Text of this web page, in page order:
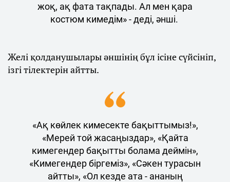
жоқ, ақ фата тақпады. Ал мен қара
костюм кимедім» - деді, әнші.
Желі қолданушылары әншінің бұл ісіне сүйсініп,
ізгі тілектерін айтты.
«Ақ көйлек кимесекте бақыттымыз!»,
«Мерей той жасаңыздар», «Қайта
кимегендер бақытты болама деймін»,
«Кимегендер біргеміз», «Сәкен турасын
айтты», «Ол кезде ата - ананың